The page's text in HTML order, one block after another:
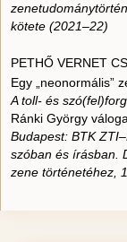
kötete (2021–22)
PETHŐ VERNET
Egy „neonormális”
A toll- és
Ránki György
Budapest: BTK
szóban és írásban.
zene történetéhez,